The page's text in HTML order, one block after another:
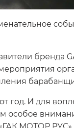
год. И для
особое
МОТОР РУС»